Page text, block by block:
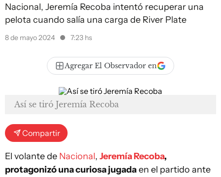
Nacional, Jeremía Recoba intentó recuperar una
pelota cuando salía una carga de River Plate
8 de mayo 2024 7:23 hs
Agregar El Observador en
Así se tiró Jeremía Recoba
Compartir
El volante de Nacional, Jeremía Recoba,
protagonizó una curiosa jugadaen el partido ante